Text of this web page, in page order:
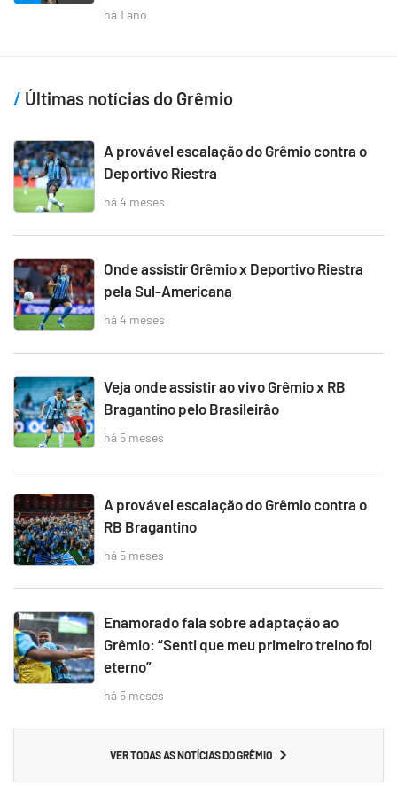
há 1 ano
Últimas notícias do Grêmio
A provável escalação do Grêmio contra o
Deportivo Riestra
há 4 meses
Onde assistir Grêmio x Deportivo Riestra
pela Sul-Americana
há 4 meses
Veja onde assistir ao vivo Grêmio x RB
Bragantino pelo Brasileirão
há 5 meses
A provável escalação do Grêmio contra o
RB Bragantino
há 5 meses
Enamorado fala sobre adaptação ao
Grêmio: “Senti que meu primeiro treino foi
eterno”
há 5 meses
VER TODAS AS NOTÍCIAS DO GRÊMIO